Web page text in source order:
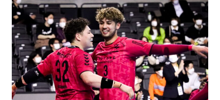
CONTACT
お問い合わせ
CSRのご依頼
スクール体験・入会希望